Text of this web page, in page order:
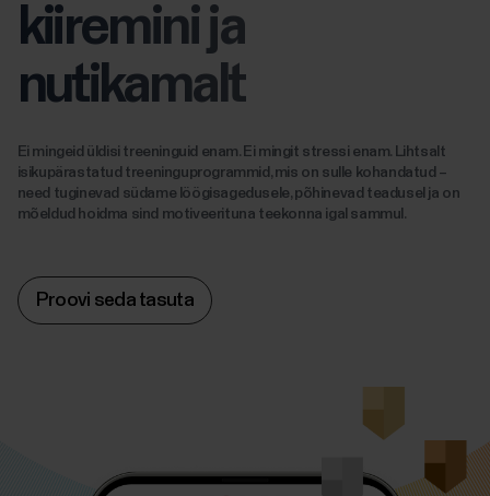
kiiremini ja
nutikamalt
Ei mingeid üldisi treeninguid enam. Ei mingit stressi enam. Lihtsalt
isikupärastatud treeninguprogrammid, mis on sulle kohandatud –
need tuginevad südame löögisagedusele, põhinevad teadusel ja on
mõeldud hoidma sind motiveerituna teekonna igal sammul.
Proovi seda tasuta